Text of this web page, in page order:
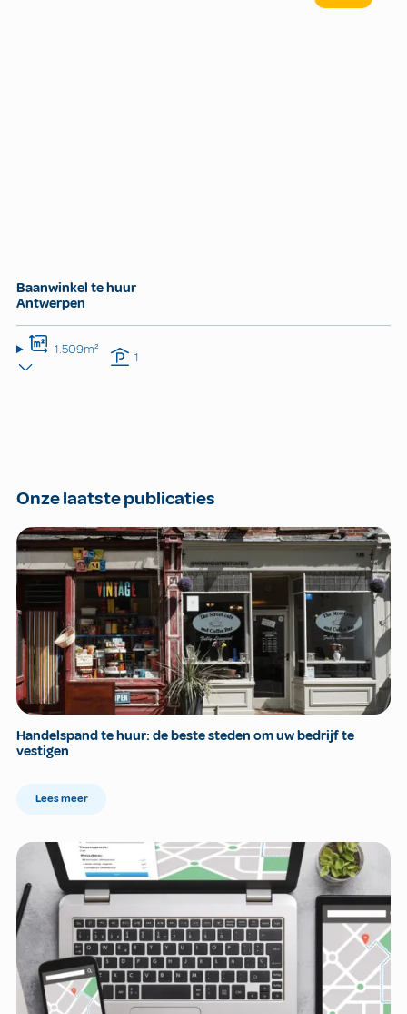
Baanwinkel te huur
Antwerpen
1.509m² 1
Onze laatste publicaties
Handelspand te huur: de beste steden om uw bedrijf te
vestigen
Lees meer